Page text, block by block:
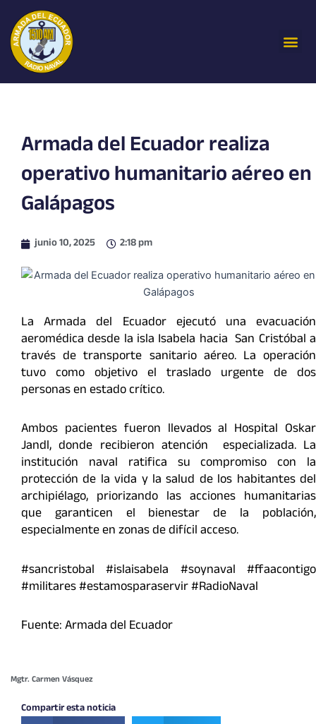
contenido
Armada del Ecuador realiza
operativo humanitario aéreo en
Galápagos
junio 10, 2025 2:18 pm
La Armada del Ecuador ejecutó una evacuación
aeromédica desde la isla Isabela hacia San Cristóbal a
través de transporte sanitario aéreo. La operación
tuvo como objetivo el traslado urgente de dos
personas en estado crítico.
Ambos pacientes fueron llevados al Hospital Oskar
Jandl, donde recibieron atención especializada. La
institución naval ratifica su compromiso con la
protección de la vida y la salud de los habitantes del
archipiélago, priorizando las acciones humanitarias
que garanticen el bienestar de la población,
especialmente en zonas de difícil acceso.
#sancristobal #islaisabela #soynaval #ffaacontigo
#militares #estamosparaservir #RadioNaval
Fuente: Armada del Ecuador
Mgtr. Carmen Vásquez
Compartir esta noticia